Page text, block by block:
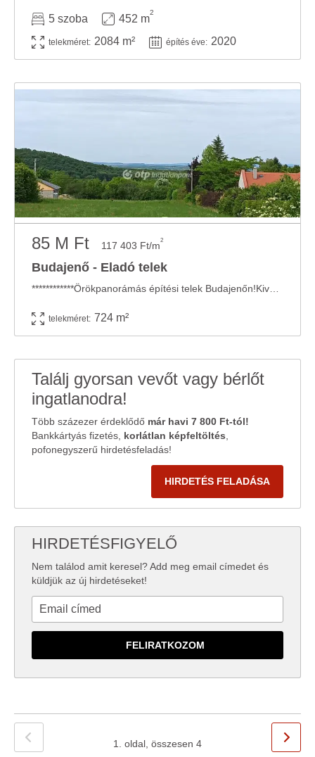
5 szoba 452 m
2
telekméret: 2084 m² építés éve: 2020
85 M Ft 117 403 Ft/m2
Budajenő - Eladó telek
telekméret: 724 m²
Találj gyorsan vevőt vagy bérlőt
ingatlanodra!
Több százezer érdeklődő már havi 7 800 Ft-tól!
Bankkártyás fizetés, korlátlan képfeltöltés
pofonegyszerű hirdetésfeladás!
HIRDETÉS FELADÁSA
HIRDETÉSFIGYELŐ
Nem találod amit keresel? Add meg email címedet és
küldjük az új hirdetéseket!
1. oldal, összesen 4